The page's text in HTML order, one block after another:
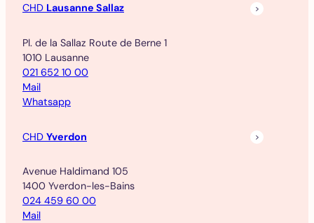
CHD Lausanne Sallaz
Pl. de la Sallaz Route de Berne 1
1010 Lausanne
021 652 10 00
Mail
Whatsapp
CHD Yverdon
Avenue Haldimand 105
1400 Yverdon-les-Bains
024 459 60 00
Mail